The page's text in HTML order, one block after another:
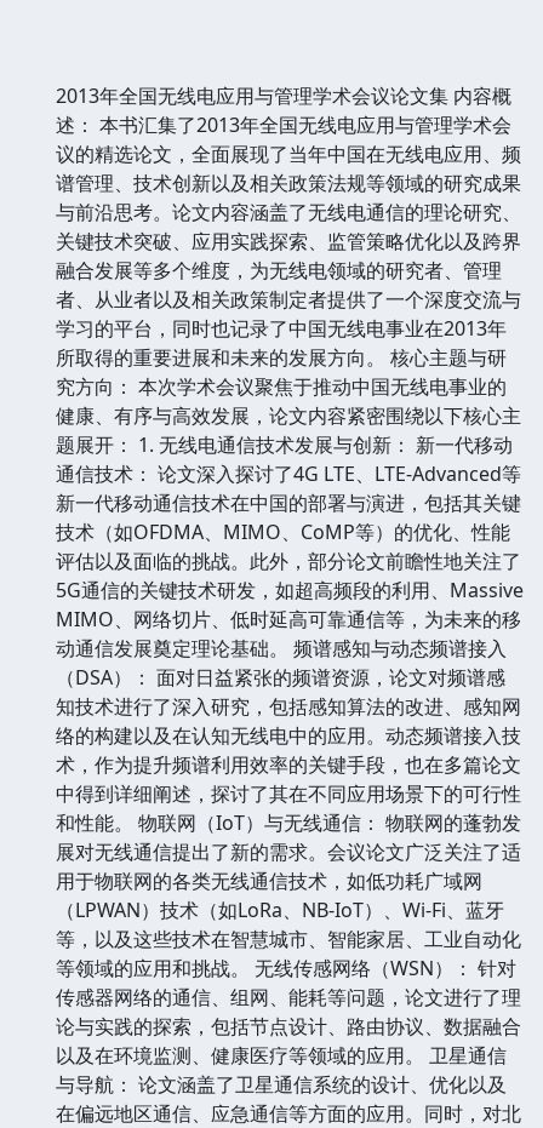
2013年全国无线电应用与管理学术会议论文集 内容概
述： 本书汇集了2013年全国无线电应用与管理学术会
议的精选论文，全面展现了当年中国在无线电应用、频
谱管理、技术创新以及相关政策法规等领域的研究成果
与前沿思考。论文内容涵盖了无线电通信的理论研究、
关键技术突破、应用实践探索、监管策略优化以及跨界
融合发展等多个维度，为无线电领域的研究者、管理
者、从业者以及相关政策制定者提供了一个深度交流与
学习的平台，同时也记录了中国无线电事业在2013年
所取得的重要进展和未来的发展方向。 核心主题与研
究方向： 本次学术会议聚焦于推动中国无线电事业的
健康、有序与高效发展，论文内容紧密围绕以下核心主
题展开： 1. 无线电通信技术发展与创新： 新一代移动
通信技术： 论文深入探讨了4G LTE、LTE-Advanced等
新一代移动通信技术在中国的部署与演进，包括其关键
技术（如OFDMA、MIMO、CoMP等）的优化、性能
评估以及面临的挑战。此外，部分论文前瞻性地关注了
5G通信的关键技术研发，如超高频段的利用、Massive
MIMO、网络切片、低时延高可靠通信等，为未来的移
动通信发展奠定理论基础。 频谱感知与动态频谱接入
（DSA）： 面对日益紧张的频谱资源，论文对频谱感
知技术进行了深入研究，包括感知算法的改进、感知网
络的构建以及在认知无线电中的应用。动态频谱接入技
术，作为提升频谱利用效率的关键手段，也在多篇论文
中得到详细阐述，探讨了其在不同应用场景下的可行性
和性能。 物联网（IoT）与无线通信： 物联网的蓬勃发
展对无线通信提出了新的需求。会议论文广泛关注了适
用于物联网的各类无线通信技术，如低功耗广域网
（LPWAN）技术（如LoRa、NB-IoT）、Wi-Fi、蓝牙
等，以及这些技术在智慧城市、智能家居、工业自动化
等领域的应用和挑战。 无线传感网络（WSN）： 针对
传感器网络的通信、组网、能耗等问题，论文进行了理
论与实践的探索，包括节点设计、路由协议、数据融合
以及在环境监测、健康医疗等领域的应用。 卫星通信
与导航： 论文涵盖了卫星通信系统的设计、优化以及
在偏远地区通信、应急通信等方面的应用。同时，对北